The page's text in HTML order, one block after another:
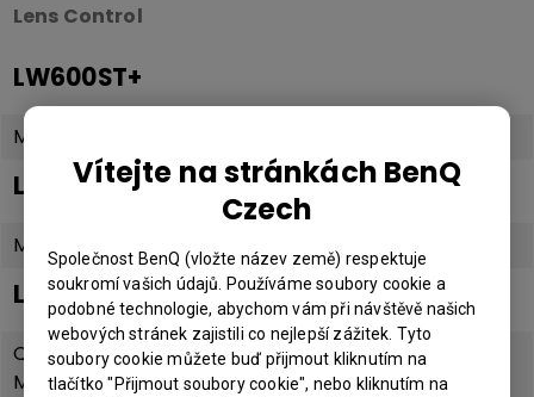
Vítejte na stránkách BenQ
Czech
Společnost BenQ (vložte název země) respektuje
soukromí vašich údajů. Používáme soubory cookie a
podobné technologie, abychom vám při návštěvě našich
webových stránek zajistili co nejlepší zážitek. Tyto
soubory cookie můžete buď přijmout kliknutím na
tlačítko "Přijmout soubory cookie", nebo kliknutím na
Lens Control
LW600ST+
Manual
LH600ST+
Manual
LK835ST
Quick Focus
Motorized Zoom